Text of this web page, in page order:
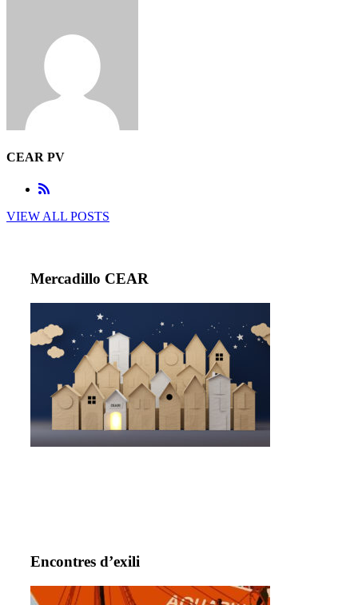
CEAR PV
VIEW ALL POSTS
Mercadillo CEAR
Encontres d’exili